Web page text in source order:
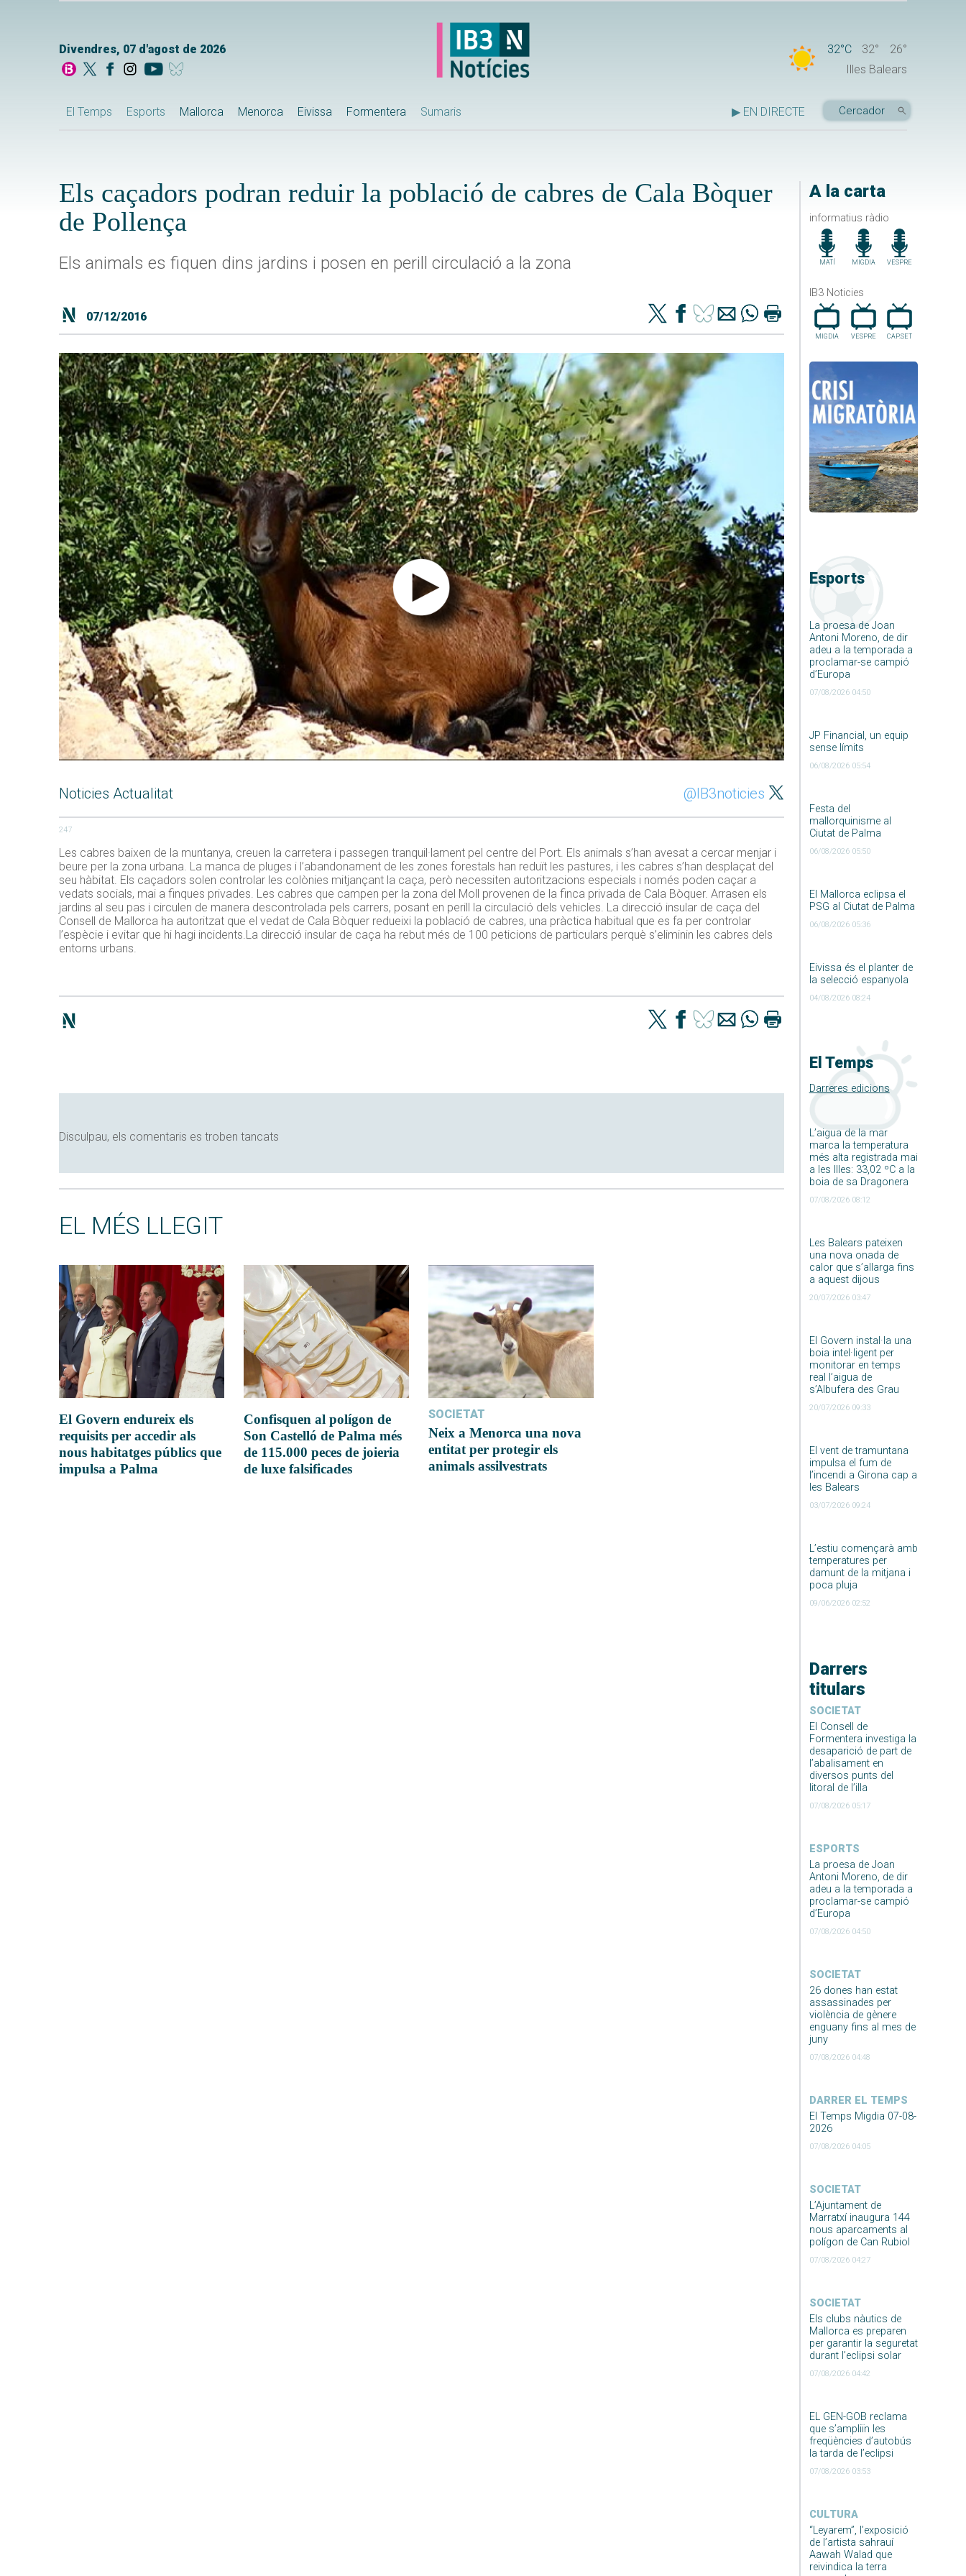
Divendres, 07 d'agost de 2026 32°C 32°
26°
Illes Balears
El Temps Esports Mallorca Menorca Eivissa Formentera Sumaris ▶ EN DIRECTE
A la carta
informatius ràdio
MATÍ MIGDIA VESPRE
IB3 Noticies
MIGDIA VESPRE CAP.SET
Esports
La proesa de Joan
Antoni Moreno, de dir
adeu a la temporada a
proclamar-se campió
d’Europa
07/08/2026 04:50
JP Financial, un equip
sense límits
06/08/2026 05:54
Festa del
mallorquinisme al
Ciutat de Palma
06/08/2026 05:50
El Mallorca eclipsa el
PSG al Ciutat de Palma
06/08/2026 05:36
Eivissa és el planter de
la selecció espanyola
04/08/2026 08:24
El Temps
Darreres edicions
L’aigua de la mar
marca la temperatura
més alta registrada mai
a les Illes: 33,02 ºC a la
boia de sa Dragonera
07/08/2026 08:12
Les Balears pateixen
una nova onada de
calor que s’allarga fins
a aquest dijous
20/07/2026 03:47
El Govern instal·la una
boia intel·ligent per
monitorar en temps
real l’aigua de
s’Albufera des Grau
20/07/2026 09:33
El vent de tramuntana
impulsa el fum de
l’incendi a Girona cap a
les Balears
03/07/2026 09:24
L’estiu començarà amb
temperatures per
damunt de la mitjana i
poca pluja
09/06/2026 02:52
Darrers
titulars
SOCIETAT
El Consell de
Formentera investiga la
desaparició de part de
l’abalisament en
diversos punts del
litoral de l’illa
07/08/2026 05:17
ESPORTS
La proesa de Joan
Antoni Moreno, de dir
adeu a la temporada a
proclamar-se campió
d’Europa
07/08/2026 04:50
SOCIETAT
26 dones han estat
assassinades per
violència de gènere
enguany fins al mes de
juny
07/08/2026 04:48
DARRER EL TEMPS
El Temps Migdia 07-08-
2026
07/08/2026 04:05
SOCIETAT
L’Ajuntament de
Marratxí inaugura 144
nous aparcaments al
polígon de Can Rubiol
07/08/2026 04:27
SOCIETAT
Els clubs nàutics de
Mallorca es preparen
per garantir la seguretat
durant l’eclipsi solar
07/08/2026 04:42
EL GEN-GOB reclama
que s’ampliïn les
freqüències d’autobús
la tarda de l’eclipsi
07/08/2026 03:53
CULTURA
“Leyarem”, l’exposició
de l’artista sahrauí
Aawah Walad que
reivindica la terra
Els caçadors podran reduir la població de cabres de Cala Bòquer
de Pollença
Els animals es fiquen dins jardins i posen en perill circulació a la zona
07/12/2016
Noticies Actualitat @IB3noticies
247
Les cabres baixen de la muntanya, creuen la carretera i passegen tranquil·lament pel centre del Port. Els animals s’han avesat a cercar menjar i
beure per la zona urbana. La manca de pluges i l’abandonament de les zones forestals han reduït les pastures, i les cabres s’han desplaçat del
seu hàbitat. Els caçadors solen controlar les colònies mitjançant la caça, però necessiten autoritzacions especials i només poden caçar a
vedats socials, mai a finques privades. Les cabres que campen per la zona del Moll provenen de la finca privada de Cala Bòquer. Arrasen els
jardins al seu pas i circulen de manera descontrolada pels carrers, posant en perill la circulació dels vehicles. La direcció insular de caça del
Consell de Mallorca ha autoritzat que el vedat de Cala Bòquer redueixi la població de cabres, una pràctica habitual que es fa per controlar
l’espècie i evitar que hi hagi incidents.La direcció insular de caça ha rebut més de 100 peticions de particulars perquè s’eliminin les cabres dels
entorns urbans.
Disculpau, els comentaris es troben tancats
EL MÉS LLEGIT
El Govern endureix els
requisits per accedir als
nous habitatges públics que
impulsa a Palma
Confisquen al polígon de
Son Castelló de Palma més
de 115.000 peces de joieria
de luxe falsificades
SOCIETAT
Neix a Menorca una nova
entitat per protegir els
animals assilvestrats